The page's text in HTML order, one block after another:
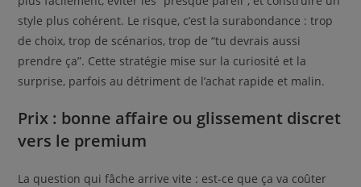
style plus cohérent. Le risque, c’est la surabondance : trop
de choix, trop de scénarios, trop de “tu devrais aussi
prendre ça”. Cette stratégie mise sur la curiosité et la
surprise, parfois au détriment de l’achat rapide et malin.
Prix : bonne affaire ou glissement discret
vers le premium
La question qui fâche arrive vite : est-ce que ça va coûter